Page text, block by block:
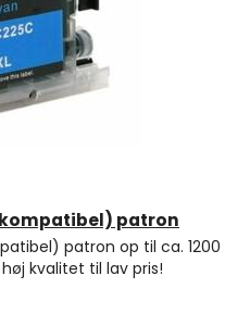
patron
patron op til ca. 1200
kvalitet til lav pris!